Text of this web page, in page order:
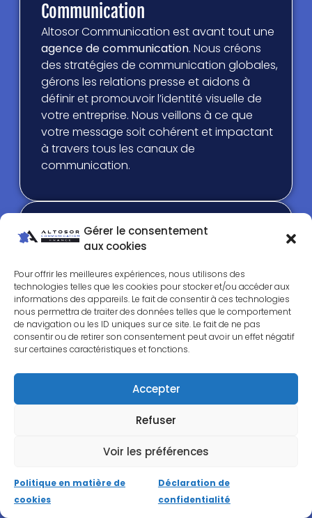
Gérer le consentement
aux cookies
Pour offrir les meilleures expériences, nous utilisons des
technologies telles que les cookies pour stocker et/ou accéder aux
informations des appareils. Le fait de consentir à ces technologies
nous permettra de traiter des données telles que le comportement
de navigation ou les ID uniques sur ce site. Le fait de ne pas
consentir ou de retirer son consentement peut avoir un effet négatif
sur certaines caractéristiques et fonctions.
Accepter
Refuser
Voir les préférences
Politique en matière de
cookies
Déclaration de
confidentialité
Communication
Altosor Communication est avant tout une
agence de communication. Nous créons
des stratégies de communication globales,
gérons les relations presse et aidons à
définir et promouvoir l’identité visuelle de
votre entreprise. Nous veillons à ce que
votre message soit cohérent et impactant
à travers tous les canaux de
communication.
Marketing
Nous développons desstratégies
marketingdigitales sur mesure pour
atteindre vos objectifs commerciaux. Nos
services incluent la gestion des réseaux
sociaux, la conception de campagnes de
marketing, lecommunity management
et la gestion des réseaux sociaux, la
création de fiche établissement Google
Business Profile, l´envoie de
performances.